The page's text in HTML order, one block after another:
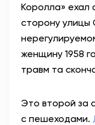
Королла» ехал
сторону улицы
женщину 1958
травм та
Это второй за
с пешеходами.